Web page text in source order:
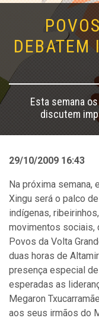
DEBATEM
Esta semana
discutem
29/10/2009 16:43
Na próxima semana,
Xingu será o palco
indígenas,
movimentos sociais,
Povos da Volta
duas horas de
presença especial
esperadas as
Megaron
aos seus irmãos do